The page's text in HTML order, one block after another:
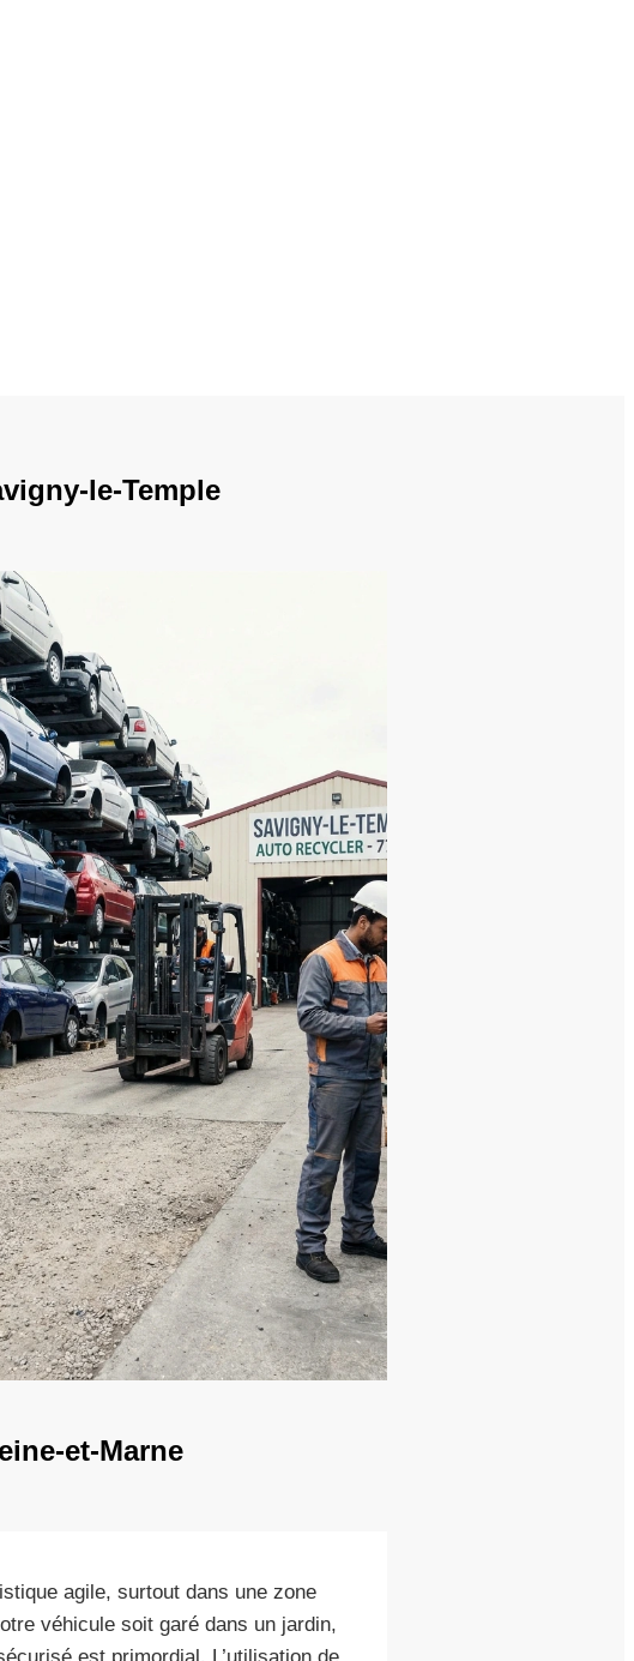
le-Temple
et-Marne
agile, surtout dans une zone
véhicule soit garé dans un jardin,